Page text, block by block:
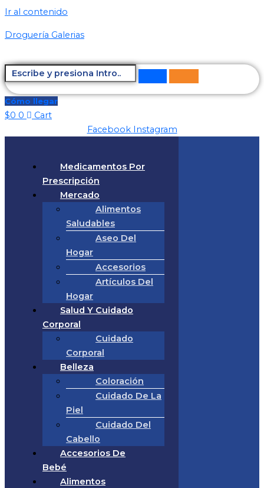
Ir al contenido
Droguería Galerias
Cómo llegar
$0 0
Cart
Facebook Instagram
Medicamentos Por
Prescripción
Mercado
Alimentos
Saludables
Aseo Del
Hogar
Accesorios
Artículos Del
Hogar
Salud Y Cuidado
Corporal
Cuidado
Corporal
Belleza
Coloración
Cuidado De La
Piel
Cuidado Del
Cabello
Accesorios De
Bebé
Alimentos